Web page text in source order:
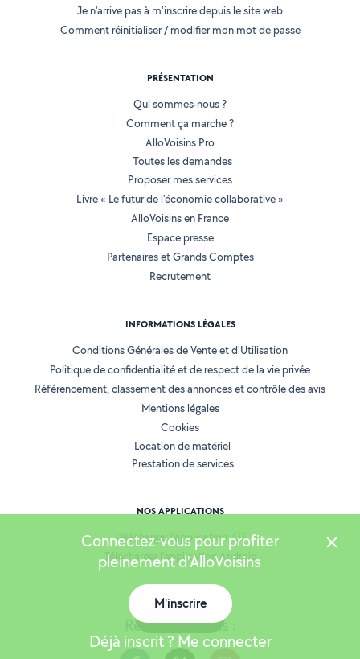
Retrouvez-nous :
Je n'arrive pas à m'inscrire depuis le site web
Comment réinitialiser / modifier mon mot de passe
PRÉSENTATION
Qui sommes-nous ?
Comment ça marche ?
AlloVoisins Pro
Toutes les demandes
Proposer mes services
Livre « Le futur de l'économie collaborative »
AlloVoisins en France
Espace presse
Partenaires et Grands Comptes
Recrutement
INFORMATIONS LÉGALES
Conditions Générales de Vente et d'Utilisation
Politique de confidentialité et de respect de la vie privée
Référencement, classement des annonces et contrôle des avis
Mentions légales
Cookies
Location de matériel
Prestation de services
NOS APPLICATIONS
Télécharger l’application iOS
Télécharger l’application Android
Connectez-vous pour profiter
pleinement d'AlloVoisins
M'inscrire
Déjà inscrit ? Me connecter